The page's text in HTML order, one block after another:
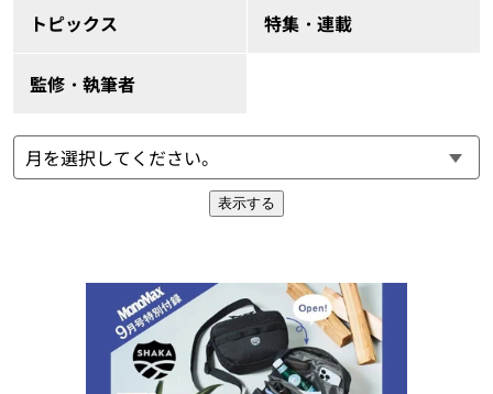
トピックス 特集・連載
監修・執筆者
表示する